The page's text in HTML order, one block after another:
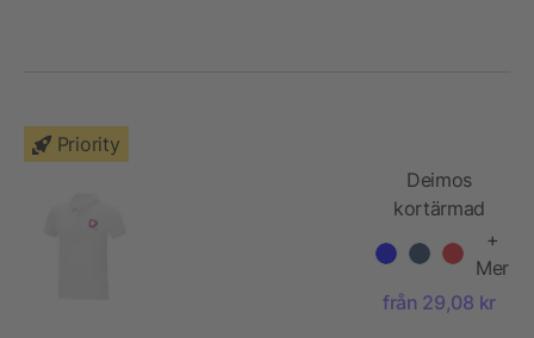
Priority
Deimos
kortärmad
pikétröja till
herr med
snygg
+
Mer
från 29,08 kr